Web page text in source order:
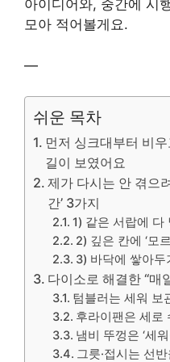
아이디어와, 중간에 시
모아 적어볼게요.
—
쉬운 목차
먼저 싱크대부터 비
길이 보였어요
제가 다시는 안 겪으
간’ 3가지
1) 같은 서랍에 다
2) 깊은 칸에 ‘모
3) 바닥에 쌓아
다이소로 해결한 “매
텀블러는 세워 보
후라이팬은 세로
냄비 뚜껑은 ‘세
그릇·접시는 선